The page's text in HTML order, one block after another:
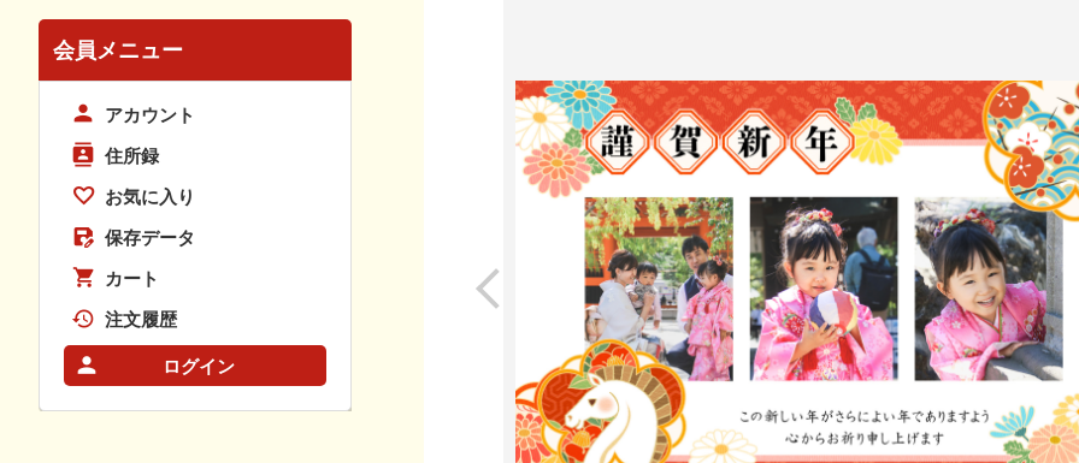
会員メニュー
アカウント
住所録
お気に入り
保存データ
カート
注文履歴
ログイン